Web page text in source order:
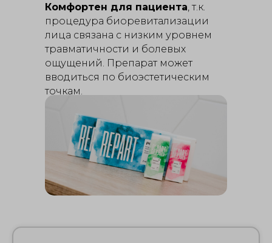
Комфортен для пациента , т.к.
процедура биоревитализации
лица связана с низким уровнем
травматичности и болевых
ощущений. Препарат может
вводиться по биоэстетическим
точкам.